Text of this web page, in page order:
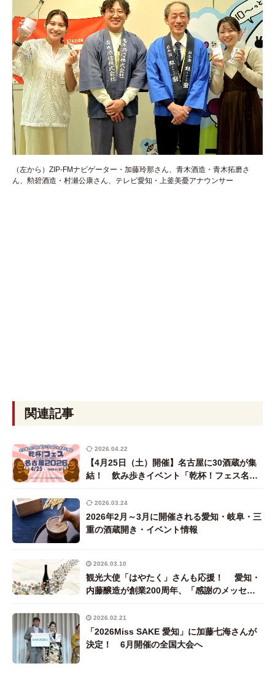
（左から）ZIP-FMナビゲーター・加藤玲那さん、青木酒造・青木拓磨さ
ん、勲碧酒造・村瀬公康さん、テレビ愛知・上釜美憂アナウンサー
関連記事
2026.04.22
【4月25日（土）開催】名古屋に30酒蔵が集
結！ 飲み歩きイベント「乾杯！フェス名古
2026.03.24
2026年2月～3月に開催される愛知・岐阜・三
重の酒蔵開き・イベント情報
2026.03.10
観光大使「はやたく」さんも応援！ 愛知・
内藤醸造が創業200周年、「感謝のメッセー
トを実施
2026.02.21
「2026Miss SAKE 愛知」に加藤七海さんが
決定！ 6月開催の全国大会へ